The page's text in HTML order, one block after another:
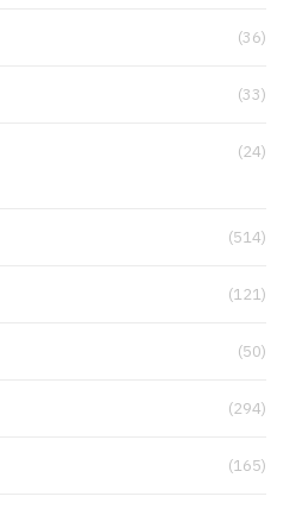
(36)
(33)
(24)
(514)
(121)
(50)
(294)
(165)